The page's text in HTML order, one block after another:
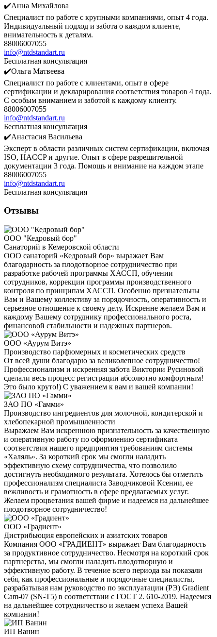
✔️Анна Михайлова
Специалист по работе с крупными компаниями, опыт 4 года.
Индивидуальный подход и забота о каждом клиенте,
внимательность к деталям.
88006007055
info@ntdstandart.ru
Бесплатная консультация
✔️Ольга Матвеева
Специалист по работе с клиентами, опыт в сфере
сертификации и декларирования соответствия товаров 4 года.
С особым вниманием и заботой к каждому клиенту.
88006007055
info@ntdstandart.ru
Бесплатная консультация
✔️Анастасия Васильева
Эксперт в области различных систем сертификации, включая
ISO, HACCP и другие. Опыт в сфере разрешительной
документации 3 года. Помощь и внимание на каждом этапе
88006007055
info@ntdstandart.ru
Бесплатная консультация
Отзывы
ООО "Кедровый бор"
Санаторий в Кемеровской области
ООО санаторий «Кедровый бор» выражает Вам
благодарность за плодотворное сотрудничество при
разработке рабочей программы ХАССП, обучении
сотрудников, коррекции программы производственного
контроля по принципам ХАССП. Особенно признательны
Вам и Вашему коллективу за порядочность, оперативность и
серьезное отношение к своему делу. Искренне желаем Вам и
каждому Вашему сотруднику профессионального роста,
финансовой стабильности и надежных партнеров.
ООО «Аурум Витэ»
Производство парфюмерных и косметических средств
От всей души благодарю за великолепное сотрудничество!
Профессионализм и искренняя забота Виктории Русиновой
сделали весь процесс регистрации абсолютно комфортным!
Это было круто!) С уважением к вам и вашей компании!
ЗАО ПО «Гамми»
Производство ингредиентов для молочной, кондитерской и
хлебопекарной промышленности
Выражаем Вам искреннюю признательность за качественную
и оперативную работу по оформлению сертификата
соответствия нашего предприятия требованиям системы
«Халяль». За короткий срок мы смогли наладить
эффективную схему сотрудничества, что позволило
достигнуть необходимого результата. Хотелось бы отметить
профессионализм специалиста Заводчиковой Ксении, ее
вежливость и грамотность в сфере предлагаемых услуг.
Желаем процветания вашей фирме и надеемся на дальнейшее
плодотворное сотрудничество!
ООО «Градиент»
Дистрибьюция европейских и азиатских товаров
Компания ООО «ГРАДИЕНТ» выражает Вам благодарность
за продуктивное сотрудничество. Несмотря на короткий срок
партнерства, мы смогли наладить плодотворную и
эффективную работу. В течение всего периода вы показали
себя, как профессиональные и порядочные специалисты,
разрабатывая нам руководство по эксплуатации (РЭ) Gradient
Cam-07 (SN-T5) в соответствии с ГОСТ 2. 610-2019. Надеемся
на дальнейшее сотрудничество и желаем успеха Вашей
компании!
ИП Ванин